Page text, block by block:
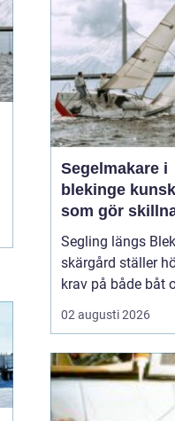
yrkesproffs
instrument02
2026
Segelmakare i
blekinge kunskap
som gör
vattnet
Segling längs
skärgård ställer
krav på både båt
utrustning. Vinden
snabbt mellan öar
korta och branta
trånga. För att få
02 augusti 2026